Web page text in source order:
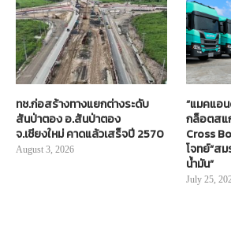
ทช.ก่อสร้างทางแยกต่างระดับ
สันป่าตอง อ.สันป่าตอง
จ.เชียงใหม่ คาดแล้วเสร็จปี 2570
August 3, 2026
“แมคแอ
กล็อตสแ
Cross
โจทย์“ส
น้ำมัน”
July 25,